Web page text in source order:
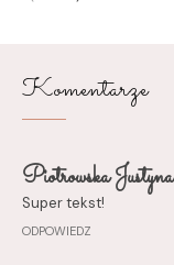
Komentarze
Piotrowska Justyna
Super tekst!
ODPOWIEDZ